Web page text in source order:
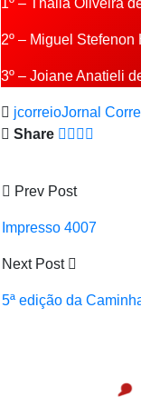
1º – Thalia Oliveira
2º – Miguel Stefenon
3º – Joiane Anatieli
jcorreioJornal
Share
Prev Post
Impresso 4007
Next Post
5ª edição da